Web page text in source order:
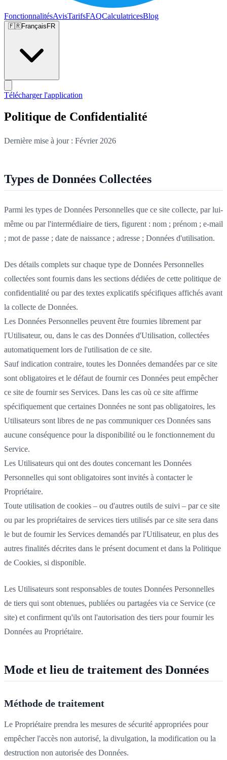
FonctionnalitésAvisTarifsFAQCalculatricesBlog
🇫🇷FrançaisFR
Télécharger l'application
Politique de Confidentialité
Dernière mise à jour : Février 2026
Types de Données Collectées
Parmi les types de Données Personnelles que ce site collecte, par lui-
même ou par l'intermédiaire de tiers, figurent : nom ; prénom ; e-mail
; mot de passe ; date de naissance ; adresse ; Données d'utilisation.
Des détails complets sur chaque type de Données Personnelles
collectées sont fournis dans les sections dédiées de cette politique de
confidentialité ou par des textes explicatifs spécifiques affichés avant
la collecte de Données.
Les Données Personnelles peuvent être fournies librement par
l'Utilisateur, ou, dans le cas des Données d'Utilisation, collectées
automatiquement lors de l'utilisation de ce site.
Sauf indication contraire, toutes les Données demandées par ce site
sont obligatoires et le défaut de fournir ces Données peut empêcher
ce site de fournir ses Services. Dans les cas où ce site affirme
spécifiquement que certaines Données ne sont pas obligatoires, les
Utilisateurs sont libres de ne pas communiquer ces Données sans
aucune conséquence pour la disponibilité ou le fonctionnement du
Service.
Les Utilisateurs qui ont des doutes concernant les Données
Personnelles qui sont obligatoires sont invités à contacter le
Propriétaire.
Toute utilisation de cookies – ou d'autres outils de suivi – par ce site
ou par les propriétaires de services tiers utilisés par ce site sera dans
le but de fournir les Services demandés par l'Utilisateur, en plus des
autres finalités décrites dans le présent document et dans la Politique
de Cookies, si disponible.
Les Utilisateurs sont responsables de toutes Données Personnelles
de tiers qui sont obtenues, publiées ou partagées via ce Service (ce
site) et confirment qu'ils ont l'autorisation des tiers pour fournir les
Données au Propriétaire.
Mode et lieu de traitement des Données
Méthode de traitement
Le Propriétaire prendra les mesures de sécurité appropriées pour
empêcher l'accès non autorisé, la divulgation, la modification ou la
destruction non autorisée des Données.